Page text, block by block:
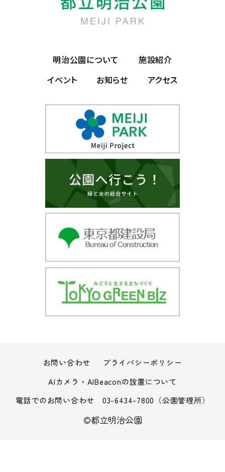
明治公園について
施設紹介
イベント
お知らせ アクセス
お問い合わせ
プライバシーポリシー
AIカメラ・AIBeaconの設置について
電話でのお問い合わせ 03-6434-7800 （公園管理所）
©︎都立明治公園